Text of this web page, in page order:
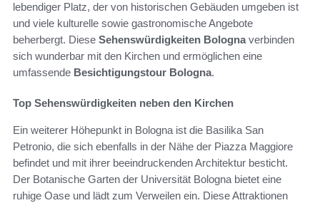
lebendiger Platz, der von historischen Gebäuden umgeben ist
und viele kulturelle sowie gastronomische Angebote
beherbergt. Diese Sehenswürdigkeiten Bolognaverbinden
sich wunderbar mit den Kirchen und ermöglichen eine
umfassende Besichtigungstour Bologna.
Top Sehenswürdigkeiten neben den Kirchen
Ein weiterer Höhepunkt in Bologna ist die Basilika San
Petronio, die sich ebenfalls in der Nähe der Piazza Maggiore
befindet und mit ihrer beeindruckenden Architektur besticht.
Der Botanische Garten der Universität Bologna bietet eine
ruhige Oase und lädt zum Verweilen ein. Diese Attraktionen